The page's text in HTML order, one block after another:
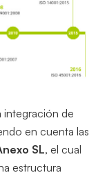
integración de
en cuenta las
SL, el cual
estructura